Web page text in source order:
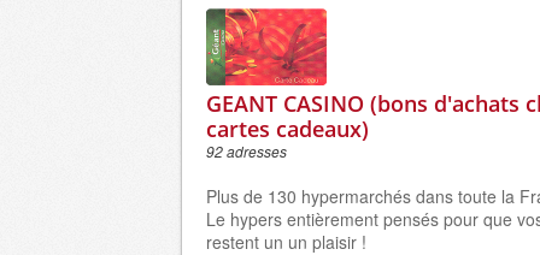
GEANT CASINO (bons d'achats
cartes cadeaux)
92 adresses
Plus de 130 hypermarchés dans toute la
Le hypers entièrement pensés pour que
restent un un plaisir !